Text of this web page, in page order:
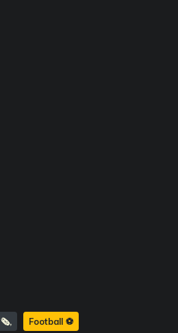
🗞️ Football ⚽️